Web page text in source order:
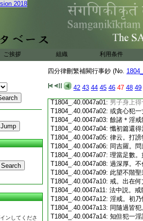
2018
ご挨拶 組織 利用条件
Search
ンしてくださ
四分律刪繁補闕行事鈔 (No. 1804_
42 43 44 45 46 47 48 49
T1804_.40.0046c19:偈云。諸作
T1804_.40.0046c20:受。以此當
T1804_.40.0046c21: 戒羯磨二
T1804_.40.0046c22:名爲斷頭。
有。答戒
非無。若
T1804_.40.0046c25:波羅夷此篇
T1804_.40.0046c26: 重犯。餘
T1804_.40.0046c27: 境縁別得
T1804_.40.0046c28: 婆多云。
T1804_.40.0047a01: 男子身上
T1804_.40.0047a02: 或貪心犯
T1804_.40.0047a03: 餘諸＊淫
T1804_.40.0047a04:懺初篇還
T1804_.40.0047a05: 律云。打
T1804_.40.0047a06: 同吉羅。
T1804_.40.0047a07: 理當足數
T1804_.40.0047a08: 過深厚。
T1804_.40.0047a09: 此望不階
T1804_.40.0047a10: 戒。出在
T1804_.40.0047a11: 法中説。戒
T1804_.40.0047a12: 淫戒。初
T1804_.40.0047a13: 同隨過皆
T1804_.40.0047a14: 知但犯一